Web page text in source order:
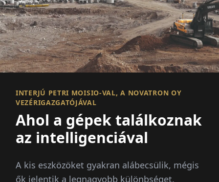
INTERJÚ PETRI MOISIO-VAL, A NOVATRON OY
VEZÉRIGAZGATÓJÁVAL
Ahol a gépek találkoznak
az intelligenciával
A kis eszközöket gyakran alábecsülik, mégis
ők jelentik a legnagyobb különbséget.